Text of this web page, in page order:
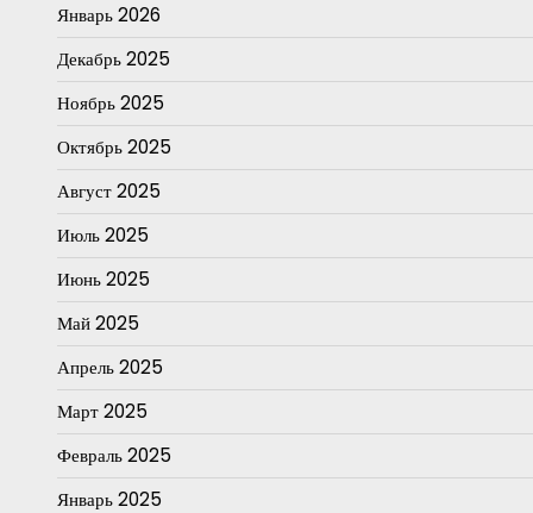
Январь 2026
Декабрь 2025
Ноябрь 2025
Октябрь 2025
Август 2025
Июль 2025
Июнь 2025
Май 2025
Апрель 2025
Март 2025
Февраль 2025
Январь 2025